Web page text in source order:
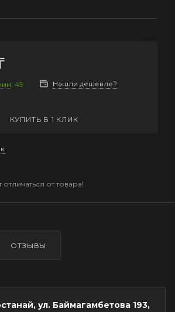
: 49 Нашли дешевле?
КУПИТЬ В 1 КЛИК
от товара!
ОТЗЫВЫ
ул. Баймагамбетова 193,